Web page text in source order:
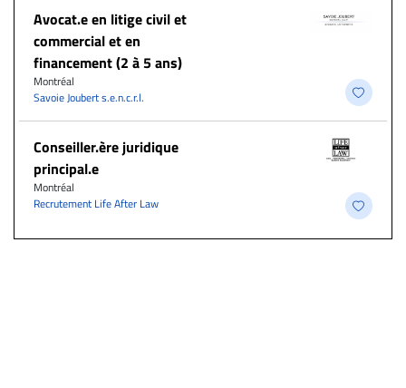
Avocat.e en litige civil et
commercial et en
financement (2 à 5 ans)
Montréal
Savoie Joubert s.e.n.c.r.l.
Conseiller.ère juridique
principal.e
Montréal
Recrutement Life After Law